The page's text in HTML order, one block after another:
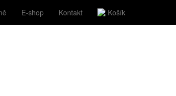
E-shop Kontakt Košík